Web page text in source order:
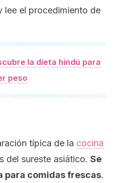
lee el procedimiento de
la dieta hindú para
peso
típica de la cocina
del sureste asiático. Se
para comidas frescas.